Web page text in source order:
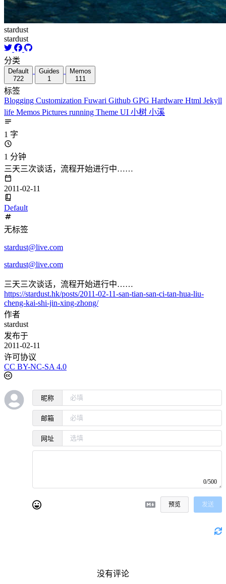
stardust
stardust
分类
Default
722
Guides
1
Memos
111
标签
Blogging Customization Fuwari Github GPG Hardware Html Jekyll
life Memos Pictures running Theme UI 小树 小溪
1 字
1 分钟
三天三次谈话，流程开始进行中……
2011-02-11
Default
无标签
stardust@live.com
stardust@live.com
三天三次谈话，流程开始进行中……
https://stardust.hk/posts/2011-02-11-san-tian-san-ci-tan-hua-liu-
cheng-kai-shi-jin-xing-zhong/
作者
stardust
发布于
2011-02-11
许可协议
CC BY-NC-SA 4.0
昵称
邮箱
网址
0/500
预览 发送
没有评论